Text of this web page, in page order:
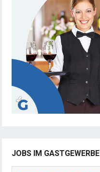
JOBS IM GASTGEWERBE